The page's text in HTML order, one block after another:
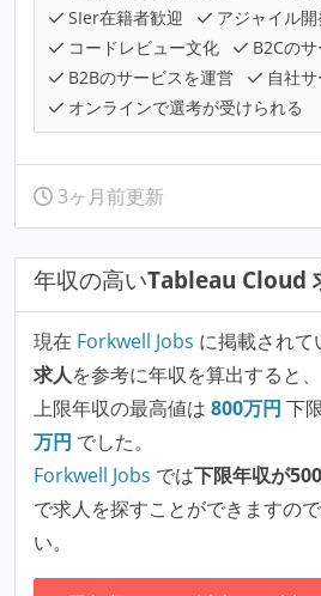
SIer在籍者歓迎
アジャイル開
コードレビュー文化
B2Cの
B2Bのサービスを運営
自社
オンラインで選考が受けられる
3ヶ月前更新
年収の高いTableau Cloud
現在 Forkwell Jobs に掲載されて
求人を参考に年収を算出すると、
上限年収の最高値は 800万円 下
万円 でした。
Forkwell Jobs では下限年収が
で求人を探すことができますの
い。